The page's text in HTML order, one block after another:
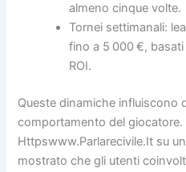
almeno cinque volte.
Tornei settimanali:
fino a 5 000 €,
ROI.
Queste dinamiche influiscono
comportamento del
Httpswww.Parlarecivile.It su
mostrato che gli utenti